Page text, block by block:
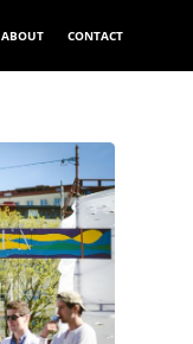
ABOUT CONTACT